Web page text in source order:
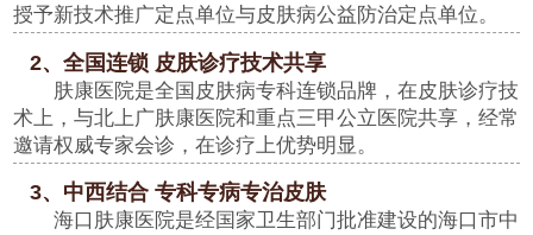
授予新技术推广定点单位与皮肤病公益防治定点单位。
2、全国连锁 皮肤诊疗技术共享
肤康医院是全国皮肤病专科连锁品牌，在皮肤诊疗技
术上，与北上广肤康医院和重点三甲公立医院共享，经常
邀请权威专家会诊，在诊疗上优势明显。
3、中西结合 专科专病专治皮肤
海口肤康医院是经国家卫生部门批准建设的海口市中